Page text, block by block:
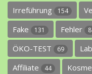
Irreführung 154
Fake 131 Fehler
ÖKO-TEST 69
Affiliate 44